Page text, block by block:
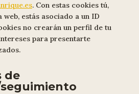
. Con estas cookies tú,
web, estás asociado a un ID
no crearán un perfil de tu
para presentarte
de